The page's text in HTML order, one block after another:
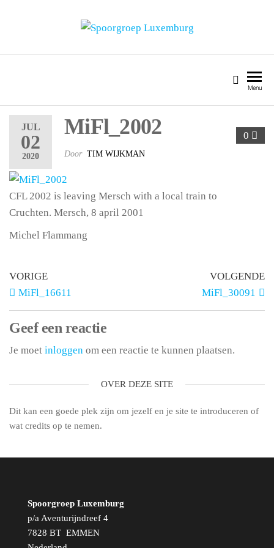
Menu
JUL
02
2020
0
MiFl_2002
Door TIM WIJKMAN
CFL 2002 is leaving Mersch with a local train to
Cruchten. Mersch, 8 april 2001
Michel Flammang
VORIGE
MiFl_16611
VOLGENDE
MiFl_30091
Geef een reactie
Je moet inloggen om een reactie te kunnen plaatsen.
OVER DEZE SITE
Dit kan een goede plek zijn om jezelf en je site te introduceren of
wat credits op te nemen.
Spoorgroep Luxemburg
p/a Aventurijndreef 4
7828 BT EMMEN